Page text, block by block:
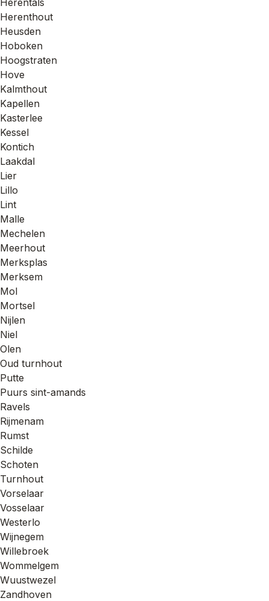
Herentals
Herenthout
Heusden
Hoboken
Hoogstraten
Hove
Kalmthout
Kapellen
Kasterlee
Kessel
Kontich
Laakdal
Lier
Lillo
Lint
Malle
Mechelen
Meerhout
Merksplas
Merksem
Mol
Mortsel
Nijlen
Niel
Olen
Oud turnhout
Putte
Puurs sint-amands
Ravels
Rijmenam
Rumst
Schilde
Schoten
Turnhout
Vorselaar
Vosselaar
Westerlo
Wijnegem
Willebroek
Wommelgem
Wuustwezel
Zandhoven